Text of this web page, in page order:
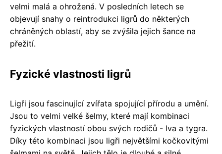
velmi malá a ohrožená. V posledních letech se
objevují snahy o reintrodukci ligrů do některých
chráněných oblastí, aby se zvýšila jejich šance na
přežití.
Fyzické vlastnosti ligrů
Ligři jsou fascinující zvířata spojující přírodu a umění.
Jsou to velmi velké šelmy, které mají kombinaci
fyzických vlastností obou svých rodičů - lva a tygra.
Díky této kombinaci jsou ligři největšími kočkovitými